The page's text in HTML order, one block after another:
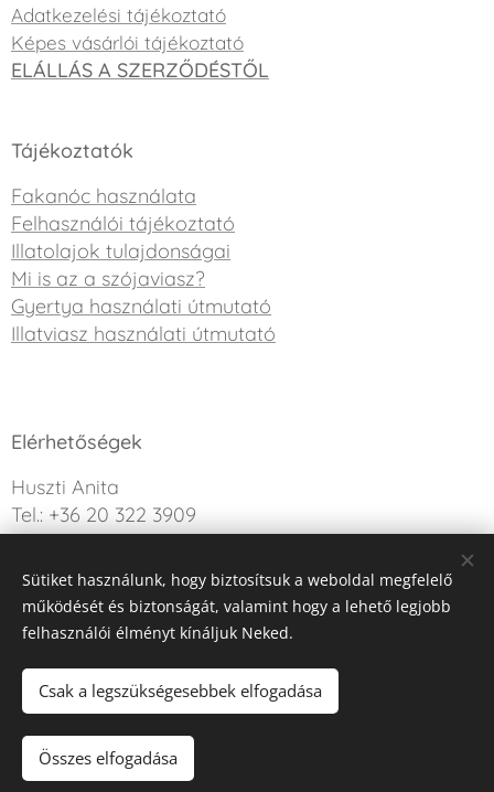
Nincs raktáron
Adatkezelési tájékoztató
Képes vásárlói tájékoztató
ELÁLLÁS A SZERZŐDÉSTŐL
Tájékoztatók
Fakanóc használata
Felhasználói tájékoztató
Illatolajok tulajdonságai
Mi is az a szójaviasz?
Gyertya használati útmutató
Illatviasz használati útmutató
Elérhetőségek
Huszti Anita
Tel.: +36 20 322 3909
Kérdésed van? Írj nekünk!
Az oldalt a Webnode működteti
Sütiket használunk, hogy biztosítsuk a weboldal megfelelő
működését és biztonságát, valamint hogy a lehető legjobb
felhasználói élményt kínáljuk Neked.
Csak a legszükségesebbek elfogadása
Összes elfogadása